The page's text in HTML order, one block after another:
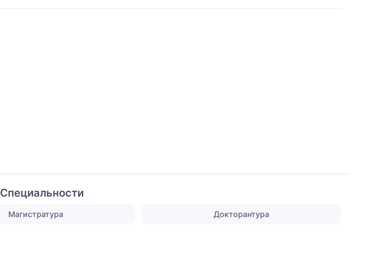
Специальности
Магистратура Докторантура